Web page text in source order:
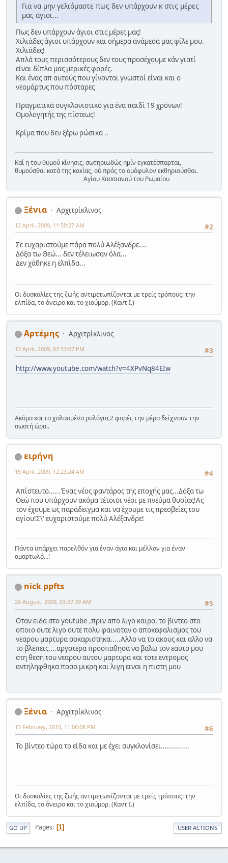
Για να μην γελιόμαστε πως δεν υπάρχουν κ στις μέρες
μας άγιοι...
Πως δεν υπάρχουν άγιοι στις μέρες μας!
Χιλιάδες άγιοι υπάρχουν και σήμερα ανάμεσά μας φίλε μου.
Χιλιάδες!
Απλά τους περισσότερους δεν τους προσέχουμε κάν γιατί
είναι δίπλα μας μερικές φορές.
Και ένας απ αυτούς που γίνονται γνωστοί είναι και ο
νεομάρτυς που πόσταρες
Πραγματικά συγκλονιστικό για ένα παιδί 19 χρόνων!
Ομολογητής της πίστεως!
Κρίμα που δεν ξέρω ρώσικα ..
Καί η του θυμού κίνησις, σωτηριωδώς ημίν εγκατέσπαρται,
θυμούσθαι κατά της κακίας, ού πρός το ομόφυλον εκθηριούσθαι.
Αγίου Κασσιανού του Ρωμαίου
Ξένια
Αρχιτρίκλινος
#2
12 April, 2009, 11:59:27 AM
Σε ευχαριστούμε πάρα πολύ Αλέξανδρε....
Δόξα τω Θεώ... δεν τέλειωσαν όλα...
Δεν χάθηκε η ελπίδα...
Οι δυσκολίες της ζωής αντιμετωπίζονται με τρείς τρόπους: την
ελπίδα, το όνειρο και το χιούμορ. (Καντ Ι.)
Αρτέμης
Αρχιτρίκλινος
#3
13 April, 2009, 07:53:07 PM
http://www.youtube.com/watch?v=4XPvNq84EIw
Ακόμα και τα χαλασμένα ρολόγια,2 φορές την μέρα δείχνουν την
σωστή ώρα..
ειρήνη
#4
15 April, 2009, 12:23:24 AM
Απίστευτο......Ένας νέος φαντάρος της εποχής μας...Δόξα τω
Θεώ που υπάρχουν ακόμα τέτοιοι νέοι με πνεύμα θυσίας!Ας
τον έχουμε ως παράδειγμα και να έχουμε τις πρεσβείες του
αγίου!Σ\' ευχαριστούμε πολύ Αλέξανδρε!
Πάντα υπάρχει παρελθόν για έναν άγιο και μέλλον για έναν
αμαρτωλό...!
nick ppfts
#5
26 August, 2009, 03:27:39 AM
Οταν ειδα στο youtube ,πριν απο λιγο καιρο, το βιντεο στο
οποιο ουτε λιγο ουτε πολυ φαινοταν ο αποκεφαλισμος του
νεαρου μαρτυρα σοκαριστηκα.....Αλλο να το ακους και αλλο να
το βλεπεις....αργοτερα προσπαθησα να βαλω τον εαυτο μου
στη θεση του νεαρου αυτου μαρτυρα και τοτε εντρομος
αντηληφθηκα ποσο μικρη και λιγη ειναι η πιστη μου
Ξένια
Αρχιτρίκλινος
#6
13 February, 2010, 11:06:08 PM
Το βίντεο τώρα το είδα και με έχει συγκλονίσει..............
Οι δυσκολίες της ζωής αντιμετωπίζονται με τρείς τρόπους: την
ελπίδα, το όνειρο και το χιούμορ. (Καντ Ι.)
GO UP Pages 1 USER ACTIONS